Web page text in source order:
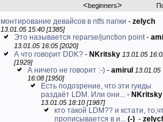
<beginners>
монтирование девайсов в ntfs папки - zelych
13.01.05 15:40 [1385]
Это называется reparse/junction point-
13.01.05 16:05 [2020]
А что говорит DDK? - NKritsky 13.01.05
[1929]
А ничего не говорит :-) - amirul 13.01.05
16:08 [1950]
Есть подозрение, что эти гуиды
раздаёт LDM. Или они... - NKritsky
13.01.05 18:10 [1987]
кто такой LDM?? и кстати,
прописывается в и... (-) -